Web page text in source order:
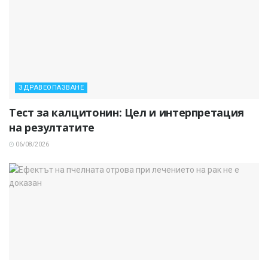
ЗДРАВЕОПАЗВАНЕ
Тест за калцитонин: Цел и интерпретация
на резултатите
06/08/2026